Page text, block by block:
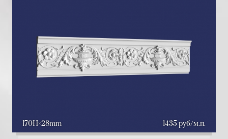
170H 28mm 1435 руб/м.п.